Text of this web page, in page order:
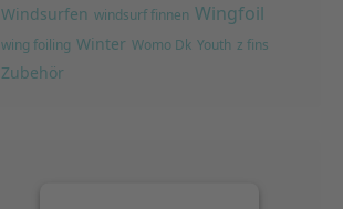
Windsurfen windsurf finnen Wingfoil
wing foiling Winter Womo Dk Youth z fins
Zubehör